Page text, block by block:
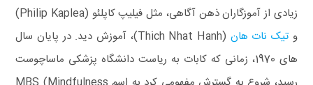
زیادی از آموزگاران ذهن‌ آگاهی، مثل فیلیپ کاپلئو (Philip Kaplea)
وتیک نات هان
(Thich Nhat Hanh)، آموزش دید. در پایان سال
های 1970، زمانی که کابات به ریاست دانشگاه پزشکی ماساچوست